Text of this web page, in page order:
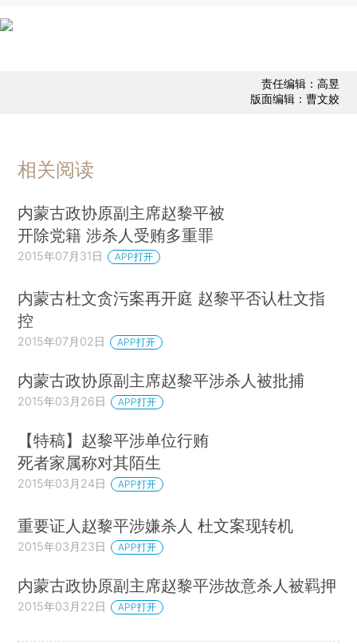
责任编辑：高昱
版面编辑：曹文姣
相关阅读
内蒙古政协原副主席赵黎平被
开除党籍 涉杀人受贿多重罪
2015年07月31日 APP打开
内蒙古杜文贪污案再开庭 赵黎平否认杜文指
控
2015年07月02日 APP打开
内蒙古政协原副主席赵黎平涉杀人被批捕
2015年03月26日 APP打开
【特稿】赵黎平涉单位行贿
死者家属称对其陌生
2015年03月24日 APP打开
重要证人赵黎平涉嫌杀人 杜文案现转机
2015年03月23日 APP打开
内蒙古政协原副主席赵黎平涉故意杀人被羁押
2015年03月22日 APP打开